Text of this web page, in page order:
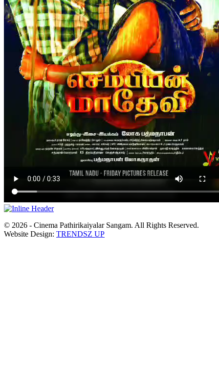
© 2026 - Cinema Pathirikaiyalar Sangam. All Rights Reserved.
Website Design: TRENDSZ UP